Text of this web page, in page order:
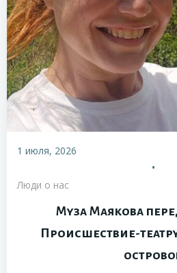
1 июля, 2026
•
Люди о нас
Муза Маякова
Происшествие-